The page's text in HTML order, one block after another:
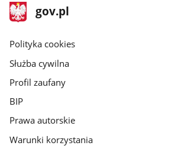
stopka
gov.pl
Strona
gov.pl
gov.pl
Polityka cookies
Służba cywilna
Profil zaufany
BIP
Prawa autorskie
Warunki korzystania